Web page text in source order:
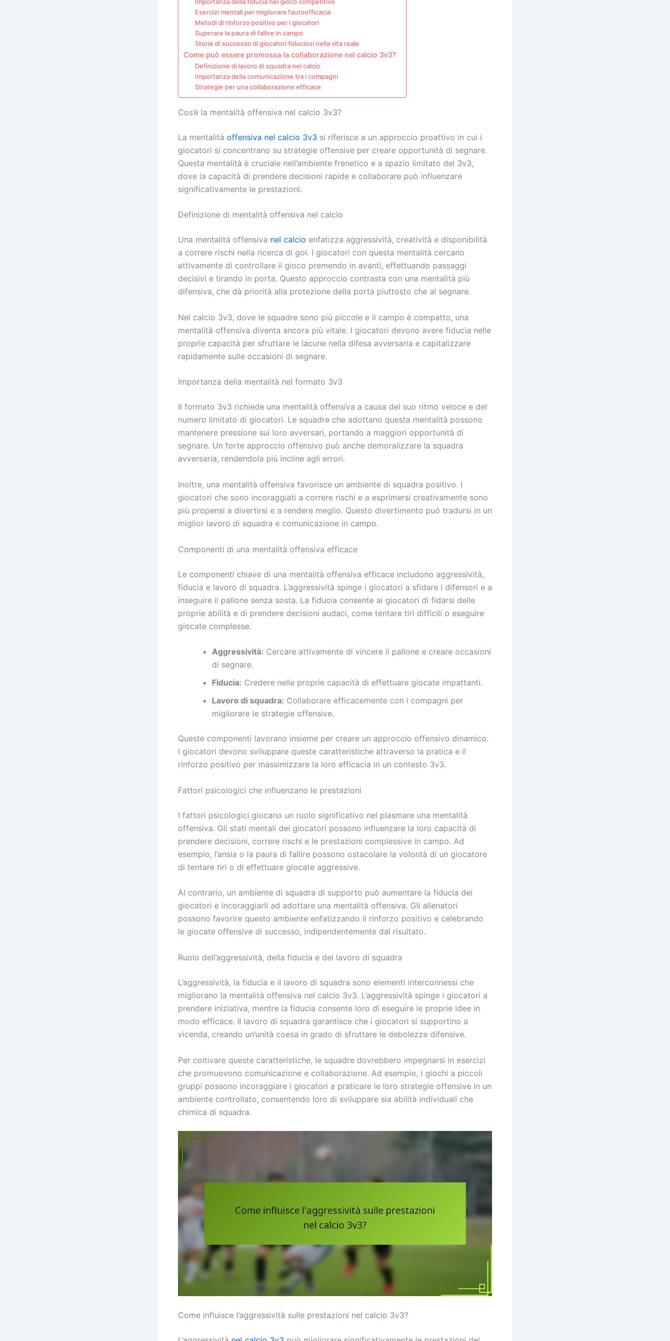
Esercizi mentali per migliorare l’autoefficacia
Metodi di rinforzo positivo per i giocatori
Superare la paura di fallire in campo
Storie di successo di giocatori fiduciosi nella vita reale
Come può essere promossa la collaborazione nel calcio 3v3?
Definizione di lavoro di squadra nel calcio
Importanza della comunicazione tra i compagni
Strategie per una collaborazione efficace
Cos’è la mentalità offensiva nel calcio 3v3?
La mentalità offensiva nel calcio 3v3 si riferisce a un approccio proattivo in cui i
giocatori si concentrano su strategie offensive per creare opportunità di segnare.
Questa mentalità è cruciale nell’ambiente frenetico e a spazio limitato del 3v3,
dove la capacità di prendere decisioni rapide e collaborare può influenzare
significativamente le prestazioni.
Definizione di mentalità offensiva nel calcio
Una mentalità offensiva nel calcio enfatizza aggressività, creatività e disponibilità
a correre rischi nella ricerca di gol. I giocatori con questa mentalità cercano
attivamente di controllare il gioco premendo in avanti, effettuando passaggi
decisivi e tirando in porta. Questo approccio contrasta con una mentalità più
difensiva, che dà priorità alla protezione della porta piuttosto che al segnare.
Nel calcio 3v3, dove le squadre sono più piccole e il campo è compatto, una
mentalità offensiva diventa ancora più vitale. I giocatori devono avere fiducia nelle
proprie capacità per sfruttare le lacune nella difesa avversaria e capitalizzare
rapidamente sulle occasioni di segnare.
Importanza della mentalità nel formato 3v3
Il formato 3v3 richiede una mentalità offensiva a causa del suo ritmo veloce e del
numero limitato di giocatori. Le squadre che adottano questa mentalità possono
mantenere pressione sui loro avversari, portando a maggiori opportunità di
segnare. Un forte approccio offensivo può anche demoralizzare la squadra
avversaria, rendendola più incline agli errori.
Inoltre, una mentalità offensiva favorisce un ambiente di squadra positivo. I
giocatori che sono incoraggiati a correre rischi e a esprimersi creativamente sono
più propensi a divertirsi e a rendere meglio. Questo divertimento può tradursi in un
miglior lavoro di squadra e comunicazione in campo.
Componenti di una mentalità offensiva efficace
Le componenti chiave di una mentalità offensiva efficace includono aggressività,
fiducia e lavoro di squadra. L’aggressività spinge i giocatori a sfidare i difensori e a
inseguire il pallone senza sosta. La fiducia consente ai giocatori di fidarsi delle
proprie abilità e di prendere decisioni audaci, come tentare tiri difficili o eseguire
giocate complesse.
Aggressività: Cercare attivamente di vincere il pallone e creare occasioni
di segnare.
Fiducia: Credere nelle proprie capacità di effettuare giocate impattanti.
Lavoro di squadra: Collaborare efficacemente con i compagni per
migliorare le strategie offensive.
Queste componenti lavorano insieme per creare un approccio offensivo dinamico.
I giocatori devono sviluppare queste caratteristiche attraverso la pratica e il
rinforzo positivo per massimizzare la loro efficacia in un contesto 3v3.
Fattori psicologici che influenzano le prestazioni
I fattori psicologici giocano un ruolo significativo nel plasmare una mentalità
offensiva. Gli stati mentali dei giocatori possono influenzare la loro capacità di
prendere decisioni, correre rischi e le prestazioni complessive in campo. Ad
esempio, l’ansia o la paura di fallire possono ostacolare la volontà di un giocatore
di tentare tiri o di effettuare giocate aggressive.
Al contrario, un ambiente di squadra di supporto può aumentare la fiducia dei
giocatori e incoraggiarli ad adottare una mentalità offensiva. Gli allenatori
possono favorire questo ambiente enfatizzando il rinforzo positivo e celebrando
le giocate offensive di successo, indipendentemente dal risultato.
Ruolo dell’aggressività, della fiducia e del lavoro di squadra
L’aggressività, la fiducia e il lavoro di squadra sono elementi interconnessi che
migliorano la mentalità offensiva nel calcio 3v3. L’aggressività spinge i giocatori a
prendere iniziativa, mentre la fiducia consente loro di eseguire le proprie idee in
modo efficace. Il lavoro di squadra garantisce che i giocatori si supportino a
vicenda, creando un’unità coesa in grado di sfruttare le debolezze difensive.
Per coltivare queste caratteristiche, le squadre dovrebbero impegnarsi in esercizi
che promuovono comunicazione e collaborazione. Ad esempio, i giochi a piccoli
gruppi possono incoraggiare i giocatori a praticare le loro strategie offensive in un
ambiente controllato, consentendo loro di sviluppare sia abilità individuali che
chimica di squadra.
Come influisce l’aggressività sulle prestazioni nel calcio 3v3?